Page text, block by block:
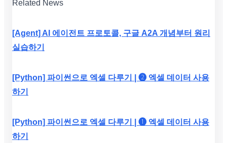
Related News
[Agent] AI 에이전트 프로토콜, 구글 A2A 개념부터 원리
실습하기
[Python] 파이썬으로 엑셀 다루기 | ❷ 엑셀 데이터 사용
하기
[Python] 파이썬으로 엑셀 다루기 | ❶ 엑셀 데이터 사용
하기